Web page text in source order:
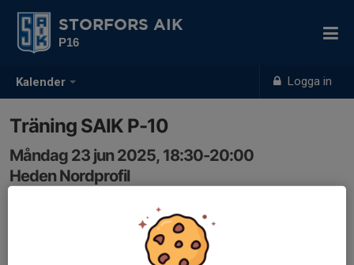
Kalender Logga in
STORFORS AIK
P16
Träning SAIK P-10
Måndag 23 jun 2025, 18:30-20:00
Heden Nordprofil
Samling: 18:30, Planhalva 2